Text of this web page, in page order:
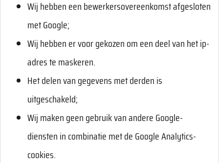
Wij hebben een bewerkersovereenkomst afgesloten
met Google;
Wij hebben er voor gekozen om een deel van het ip-
adres te maskeren.
Het delen van gegevens met derden is
uitgeschakeld;
Wij maken geen gebruik van andere Google-
diensten in combinatie met de Google Analytics-
cookies.